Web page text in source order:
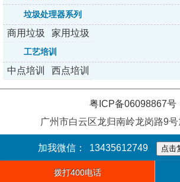
垃圾处理器系列
商用垃圾
处理器
家用垃圾
处理器
工艺培训
中点培训 西点培训
粤ICP备06098867号
广州市白云区龙归南岭龙岗路9号
加我微信： 13435612749 点击
拨打400电话